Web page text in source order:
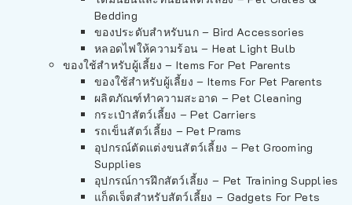
Bedding
ของประดับสำหรับนก – Bird Accessories
หลอดไฟให้ความร้อน – Heat Light Bulb
ของใช้สำหรับผู้เลี้ยง – Items For Pet Parents
ของใช้สำหรับผู้เลี้ยง – Items For Pet Parents
ผลิตภัณฑ์ทำความสะอาด – Pet Cleaning
กระเป๋าสัตว์เลี้ยง – Pet Carriers
รถเข็นสัตว์เลี้ยง – Pet Prams
อุปกรณ์ตัดแต่งขนสัตว์เลี้ยง – Pet Grooming
Supplies
อุปกรณ์การฝึกสัตว์เลี้ยง – Pet Training Supplies
แก็ดเจ็ตสำหรับสัตว์เลี้ยง – Gadgets For Pets